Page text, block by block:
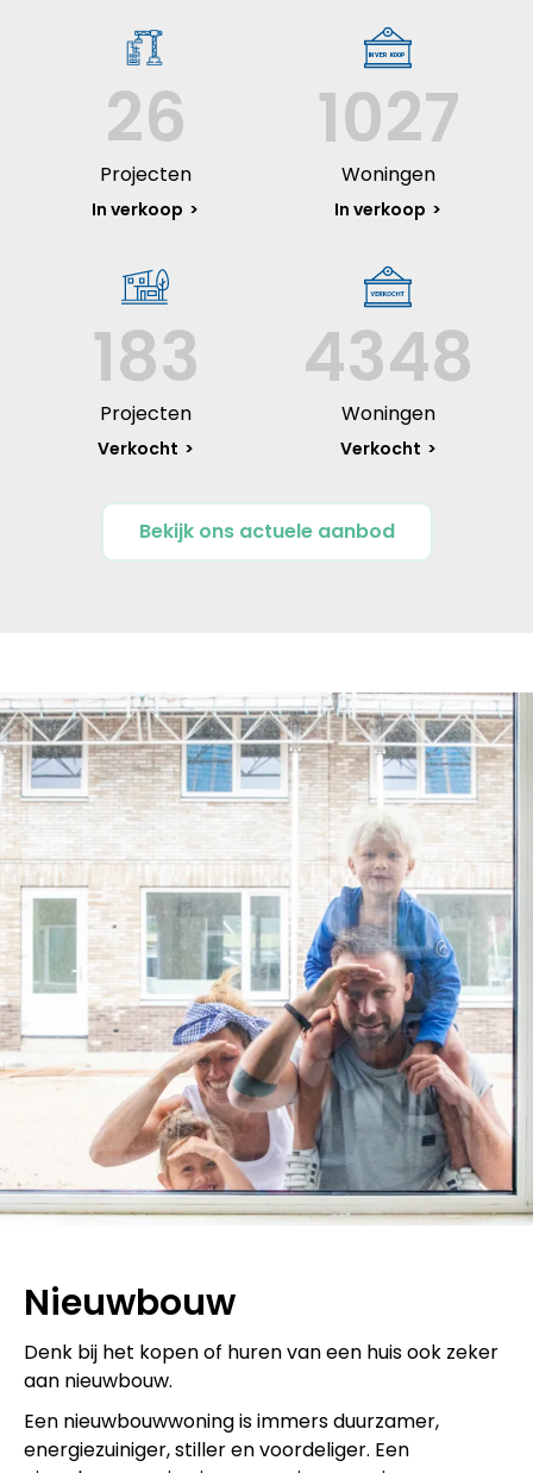
26
Projecten
In verkoop
1027
Woningen
In verkoop
183
Projecten
Verkocht
4348
Woningen
Verkocht
Bekijk ons actuele aanbod
Nieuwbouw
Denk bij het kopen of huren van een huis ook zeker
aan nieuwbouw.
Een nieuwbouwwoning is immers duurzamer,
energiezuiniger, stiller en voordeliger. Een